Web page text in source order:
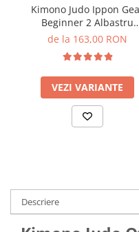
Kimono Judo Ippon
Beginner 2 Albastru
Junior
de la 163,00 RON
VEZI VARIANTE
Descriere